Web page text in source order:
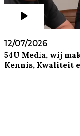
12/07/2026
54U Media, wij
Kennis, Kwaliteit